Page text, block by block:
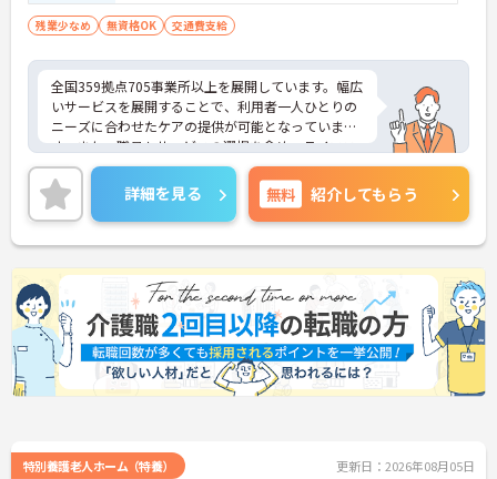
残業少なめ 無資格OK 交通費支給
全国359拠点705事業所以上を展開しています。幅広
いサービスを展開することで、利用者一人ひとりの
ニーズに合わせたケアの提供が可能となっていま
す。また、職員もサービスの選択を含め、ライフス
タイルに合わせた働き方の選択肢が多くあります。
入社時研修はもちろん、サービス・職種ごとに研修
カリキュラムが整っており学び成長できる環境で
す。
ご興味のある方は面接対策ポイントなどお話致しま
すのでお気軽にお問い合わせください。
詳細を見る 無料 紹介してもらう
特別養護老人ホーム（特養） 更新日：2026年08月05日